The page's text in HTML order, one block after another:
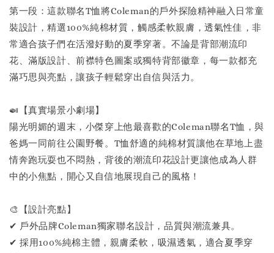
第一段：這款聯名T恤將Coleman的戶外探險精神融入日常童
裝設計，精選100%純棉材質，觸感柔軟親膚，透氣性佳，非
常適合孩子們在活潑好動的夏季穿著。不論是背部潮流印
花、滿版設計、前襟特色圖案或獨特背部徽章，每一款都充
滿巧思與亮點，讓孩子輕鬆穿出自信與活力。
🍛【真實場景小劇場】
陽光明媚的週末，小傑穿上他最喜歡的Coleman聯名T恤，與
爸媽一同前往公園野餐。T恤舒適的純棉材質讓他在草地上盡
情奔跑玩耍也不悶熱，背後的潮流印花設計更讓他成為人群
中的小焦點，開心又自信地展現自己的風格！
🎨【設計亮點】
✔ 戶外品牌Coleman獨家聯名設計，品質與潮流兼具。
✔ 採用100%純棉主體，親膚柔軟，吸濕透氣，適合夏季穿